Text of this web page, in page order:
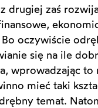
drugiej zaś
oczywiście
się na ile
wprowadzając to
mieć taki
temat.